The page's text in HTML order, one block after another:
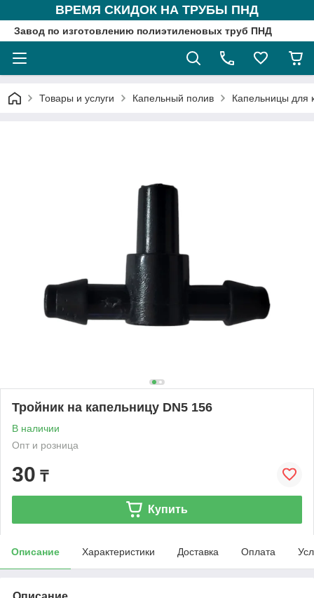
ВРЕМЯ СКИДОК НА ТРУБЫ ПНД
Завод по изготовлению полиэтиленовых труб ПНД
Товары и услуги Капельный полив Капельницы для
Тройник на капельницу DN5 156
В наличии
Опт и розница
30 ₸
Купить
Описание Характеристики Доставка Оплата